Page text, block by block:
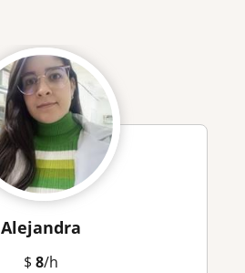
Alejandra
$ 8/h